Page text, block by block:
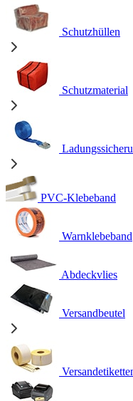
Schutzhüllen
Schutzmaterial
PVC-Klebeband
Warnklebeband
Abdeckvlies
Versandbeutel